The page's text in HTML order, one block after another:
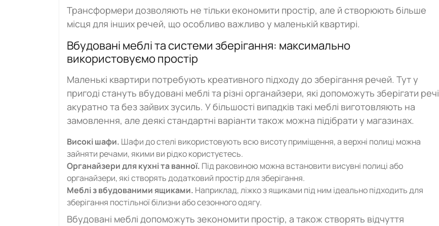
Трансформери дозволяють не тільки економити простір, але й створюють більше
місця для інших речей, що особливо важливо у маленькій квартирі.
Вбудовані меблі та системи зберігання: максимально
використовуємо простір
Маленькі квартири потребують креативного підходу до зберігання речей. Тут у
пригоді стануть вбудовані меблі та різні органайзери, які допоможуть зберігати речі
акуратно та без зайвих зусиль. У більшості випадків такі меблі виготовляють на
замовлення, але деякі стандартні варіанти також можна підібрати у магазинах.
Високі шафи. Шафи до стелі використовують всю висоту приміщення, а верхні полиці можна
зайняти речами, якими ви рідко користуєтесь.
Органайзери для кухні та ванної. Під раковиною можна встановити висувні полиці або
органайзери, які створять додатковий простір для зберігання.
Меблі з вбудованими ящиками. Наприклад, ліжко з ящиками під ним ідеально підходить для
зберігання постільної білизни або сезонного одягу.
Вбудовані меблі допоможуть зекономити простір, а також створять відчуття